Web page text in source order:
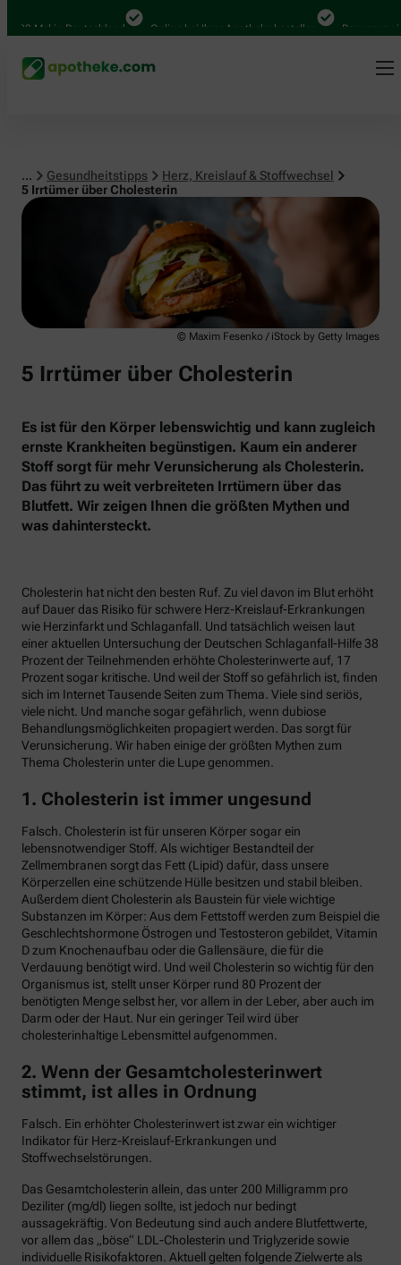
Mal in Deutschland Online bei Ihrer Apotheke bestellen Bequem
... Gesundheitstipps
Herz, Kreislauf & Stoffwechsel
5 Irrtümer über Cholesterin
Herz, Kreislauf & Stoffwechsel
© Maxim Fesenko / iStock by Getty Images
5 Irrtümer über Cholesterin
Es ist für den Körper lebenswichtig und kann zugleich
ernste Krankheiten begünstigen. Kaum ein anderer
Stoff sorgt für mehr Verunsicherung als Cholesterin.
Das führt zu weit verbreiteten Irrtümern über das
Blutfett. Wir zeigen Ihnen die größten Mythen und
was dahintersteckt.
Cholesterin hat nicht den besten Ruf. Zu viel davon im Blut erhöht
auf Dauer das Risiko für schwere Herz-Kreislauf-Erkrankungen
wie Herzinfarkt und Schlaganfall. Und tatsächlich weisen laut
einer aktuellen Untersuchung der Deutschen Schlaganfall-Hilfe 38
Prozent der Teilnehmenden erhöhte Cholesterinwerte auf, 17
Prozent sogar kritische. Und weil der Stoff so gefährlich ist, finden
sich im Internet Tausende Seiten zum Thema. Viele sind seriös,
viele nicht. Und manche sogar gefährlich, wenn dubiose
Behandlungsmöglichkeiten propagiert werden. Das sorgt für
Verunsicherung. Wir haben einige der größten Mythen zum
Thema Cholesterin unter die Lupe genommen.
1. Cholesterin ist immer ungesund
Falsch. Cholesterin ist für unseren Körper sogar ein
lebensnotwendiger Stoff. Als wichtiger Bestandteil der
Zellmembranen sorgt das Fett (Lipid) dafür, dass unsere
Körperzellen eine schützende Hülle besitzen und stabil bleiben.
Außerdem dient Cholesterin als Baustein für viele wichtige
Substanzen im Körper: Aus dem Fettstoff werden zum Beispiel die
Geschlechtshormone Östrogen und Testosteron gebildet, Vitamin
D zum Knochenaufbau oder die Gallensäure, die für die
Verdauung benötigt wird. Und weil Cholesterin so wichtig für den
Organismus ist, stellt unser Körper rund 80 Prozent der
benötigten Menge selbst her, vor allem in der Leber, aber auch im
Darm oder der Haut. Nur ein geringer Teil wird über
cholesterinhaltige Lebensmittel aufgenommen.
2. Wenn der Gesamtcholesterinwert
stimmt, ist alles in Ordnung
Falsch. Ein erhöhter Cholesterinwert ist zwar ein wichtiger
Indikator für Herz-Kreislauf-Erkrankungen und
Stoffwechselstörungen.
Das Gesamtcholesterin allein, das unter 200 Milligramm pro
Deziliter (mg/dl) liegen sollte, ist jedoch nur bedingt
aussagekräftig. Von Bedeutung sind auch andere Blutfettwerte,
vor allem das „böse“ LDL-Cholesterin und Triglyzeride sowie
individuelle Risikofaktoren. Aktuell gelten folgende Zielwerte als